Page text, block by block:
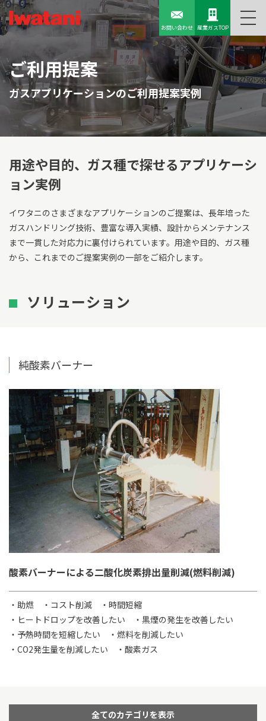
お問い合わせ 産業ガスTOP
ご利用提案
ガスアプリケーションのご利用提案実例
用途や目的、ガス種で探せるアプリケーシ
ョン実例
イワタニのさまざまなアプリケーションのご提案は、長年培った
ガスハンドリング技術、豊富な導入実績、設計からメンテナンス
まで一貫した対応力に裏付けられています。用途や目的、ガス種
から、これまでのご提案実例の一部をご紹介します。
ソリューション
純酸素バーナー
酸素バーナーによる二酸化炭素排出量削減(燃料削減)
・助燃 ・コスト削減
・時間短縮
・ヒートドロップを改善したい
・黒煙の発生を改善したい
・予熱時間を短縮したい
・燃料を削減したい
・CO2発生量を削減したい
・酸素ガス
全てのカテゴリを表示